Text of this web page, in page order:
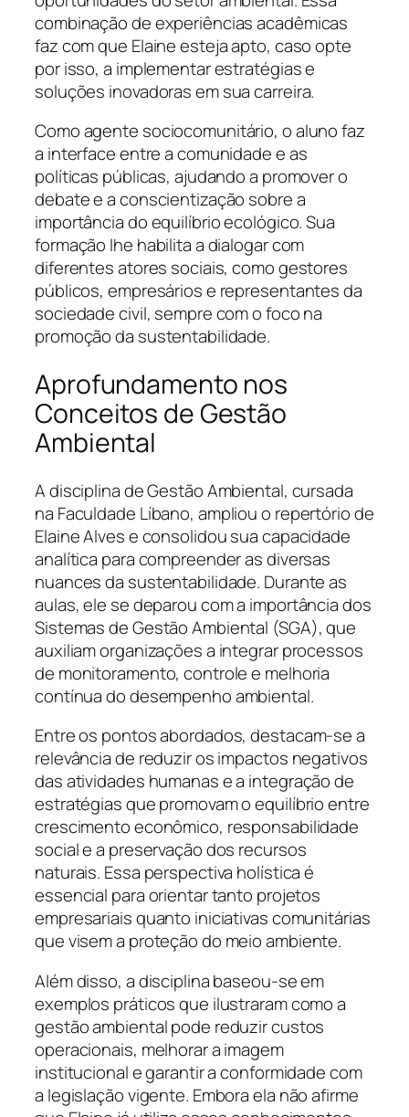
combinação de experiências acadêmicas
faz com que Elaine esteja apto, caso opte
por isso, a implementar estratégias e
soluções inovadoras em sua carreira.
Como agente sociocomunitário, o aluno faz
a interface entre a comunidade e as
políticas públicas, ajudando a promover o
debate e a conscientização sobre a
importância do equilíbrio ecológico. Sua
formação lhe habilita a dialogar com
diferentes atores sociais, como gestores
públicos, empresários e representantes da
sociedade civil, sempre com o foco na
promoção da sustentabilidade.
Aprofundamento nos
Conceitos de Gestão
Ambiental
A disciplina de Gestão Ambiental, cursada
na Faculdade Líbano, ampliou o repertório de
Elaine Alves e consolidou sua capacidade
analítica para compreender as diversas
nuances da sustentabilidade. Durante as
aulas, ele se deparou com a importância dos
Sistemas de Gestão Ambiental (SGA), que
auxiliam organizações a integrar processos
de monitoramento, controle e melhoria
contínua do desempenho ambiental.
Entre os pontos abordados, destacam-se a
relevância de reduzir os impactos negativos
das atividades humanas e a integração de
estratégias que promovam o equilíbrio entre
crescimento econômico, responsabilidade
social e a preservação dos recursos
naturais. Essa perspectiva holística é
essencial para orientar tanto projetos
empresariais quanto iniciativas comunitárias
que visem a proteção do meio ambiente.
Além disso, a disciplina baseou-se em
exemplos práticos que ilustraram como a
gestão ambiental pode reduzir custos
operacionais, melhorar a imagem
institucional e garantir a conformidade com
a legislação vigente. Embora ela não afirme